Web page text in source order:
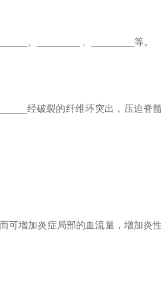
、________ 、________等。
经破裂的纤维环突出，压迫脊
增加炎症局部的血流量，增加炎